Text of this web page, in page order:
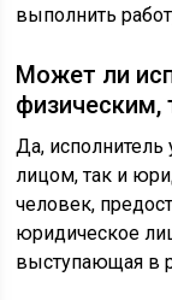
выполнить
Может ли
физическим,
Да,
лицом, так и
человек,
юридическое
выступающая в